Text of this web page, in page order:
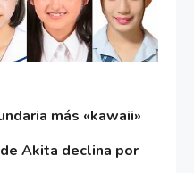
más «kawaii»
Akita declina por